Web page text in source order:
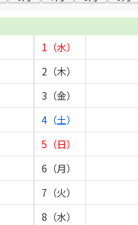
1（水）
2（木）
3（金）
4（土）
5（日）
6（月）
7（火）
8（水）